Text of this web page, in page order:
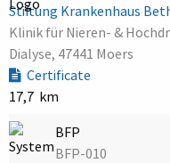
Stiftung Krankenhaus
Klinik für Nieren- &
Dialyse, 47441 Moers
Certificate
17,7 km
BFP
BFP-010